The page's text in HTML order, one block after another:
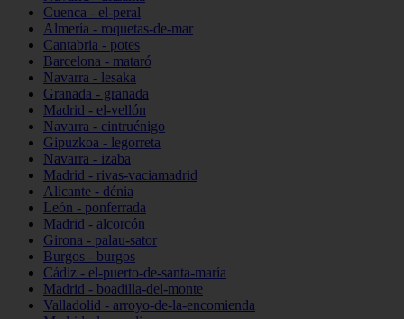
Cuenca - el-peral
Almería - roquetas-de-mar
Cantabria - potes
Barcelona - mataró
Navarra - lesaka
Granada - granada
Madrid - el-vellón
Navarra - cintruénigo
Gipuzkoa - legorreta
Navarra - izaba
Madrid - rivas-vaciamadrid
Alicante - dénia
León - ponferrada
Madrid - alcorcón
Girona - palau-sator
Burgos - burgos
Cádiz - el-puerto-de-santa-maría
Madrid - boadilla-del-monte
Valladolid - arroyo-de-la-encomienda